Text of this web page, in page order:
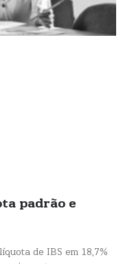
padrão e
de IBS em 18,7%